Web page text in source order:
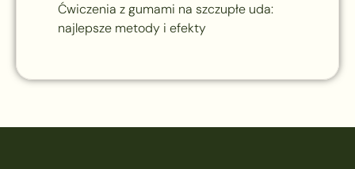
Ćwiczenia z gumami na szczupłe uda:
najlepsze metody i efekty